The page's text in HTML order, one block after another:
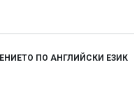
ПО АНГЛИЙСКИ ЕЗИК